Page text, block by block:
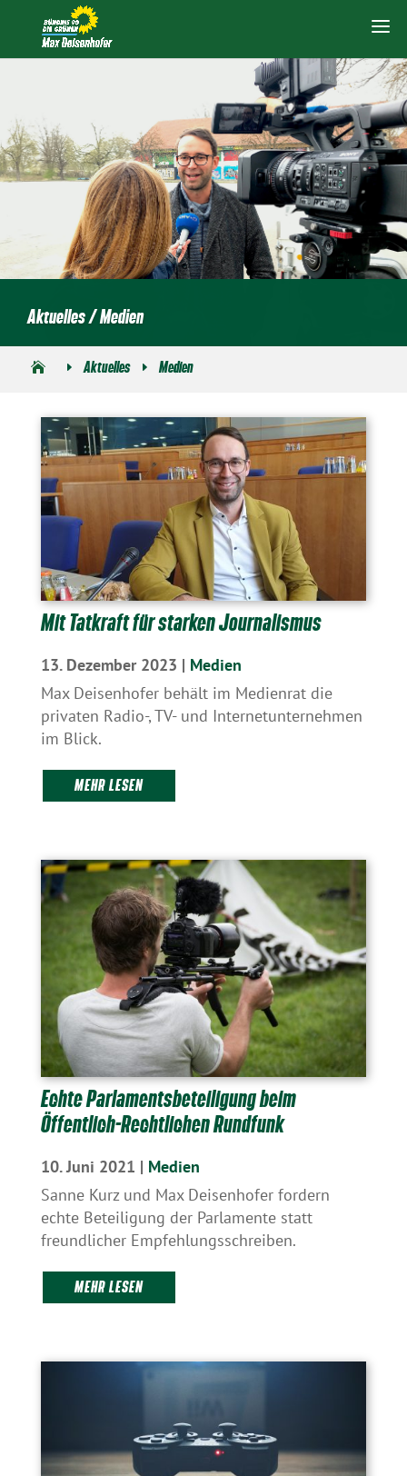
Aktuelles / Medien
E Aktuelles E Medien
Mit Tatkraft für starken Journalismus
13. Dezember 2023 | Medien
Max Deisenhofer behält im Medienrat die
privaten Radio-, TV- und Internetunternehmen
im Blick.
MEHR LESEN
Echte Parlamentsbeteiligung beim
Öffentlich-Rechtlichen Rundfunk
10. Juni 2021 | Medien
Sanne Kurz und Max Deisenhofer fordern
echte Beteiligung der Parlamente statt
freundlicher Empfehlungsschreiben.
MEHR LESEN